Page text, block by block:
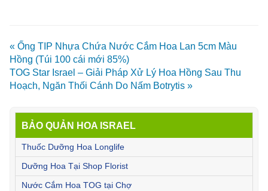
BẢO QUẢN HOA ISRAEL
Thuốc Dưỡng Hoa Longlife
Dưỡng Hoa Tại Shop Florist
Nước Cắm Hoa TOG tại Chợ
« Ống TIP Nhựa Chứa Nước Cắm Hoa Lan 5cm Màu
Hồng (Túi 100 cái mới 85%)
TOG Star Israel – Giải Pháp Xử Lý Hoa Hồng Sau Thu
Hoạch, Ngăn Thối Cánh Do Nấm Botrytis »